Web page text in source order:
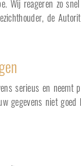
. Wij reageren zo
de
serieus en neemt
gegevens niet